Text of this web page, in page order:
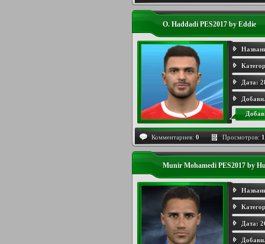
O. Haddadi PES2017 by Eddie
Дата:
Комментариев: 0 Просмотров:
Munir Mohamedi PES2017 by
Дата: